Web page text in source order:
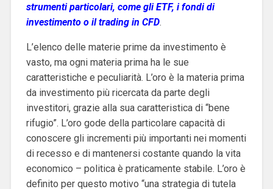
strumenti particolari, come gli ETF, i fondi di
investimento o il trading in CFD.
L’elenco delle materie prime da investimento è
vasto, ma ogni materia prima ha le sue
caratteristiche e peculiarità. L’oro è la materia prima
da investimento più ricercata da parte degli
investitori, grazie alla sua caratteristica di “bene
rifugio”. L’oro gode della particolare capacità di
conoscere gli incrementi più importanti nei momenti
di recesso e di mantenersi costante quando la vita
economico – politica è praticamente stabile. L’oro è
definito per questo motivo “una strategia di tutela